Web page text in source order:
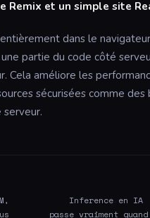
Remix et un simple site
dans le
partie du code côté
Cela améliore les
sécurisées comme des
Inference en
passe vraiment